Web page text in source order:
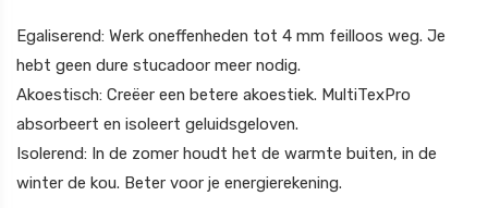
Egaliserend: Werk oneffenheden tot 4 mm feilloos weg. Je
hebt geen dure stucadoor meer nodig.
Akoestisch: Creëer een betere akoestiek. MultiTexPro
absorbeert en isoleert geluidsgeloven.
Isolerend: In de zomer houdt het de warmte buiten, in de
winter de kou. Beter voor je energierekening.